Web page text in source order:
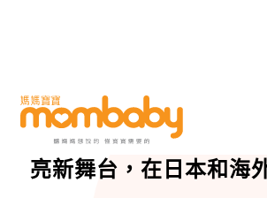
HOME 專欄 焦點話題
出租奶奶、線上奶奶！
亮新舞台，在日本和海